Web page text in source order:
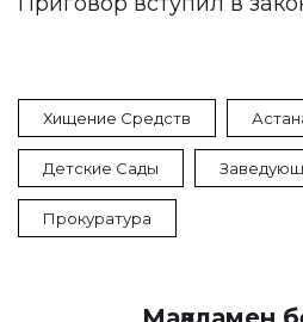
Хищение Средств
Детские Сады
Прокуратура